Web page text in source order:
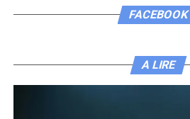
FACEBOOK
A LIRE